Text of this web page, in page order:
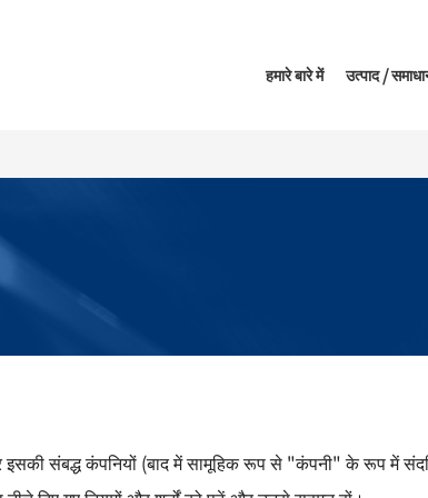
हमारे बारे में उत्पाद /
संबद्ध कंपनियों (बाद में सामूहिक रूप से "कंपनी" के रूप में